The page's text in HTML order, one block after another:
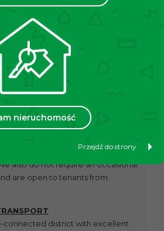
nieruchomość
Przejdź do strony
perfect for a single person or a
bright living room, a separate
a bathroom with a toilet. The
ensures everyday comfort, and
arrangement possibilities.
hob, refrigerator
, toilet, cabinet
sofa, coffee table, cabinets
friendly, and tenants with pets are
also do not require an occasional
are open to tenants from
connected district with excellent